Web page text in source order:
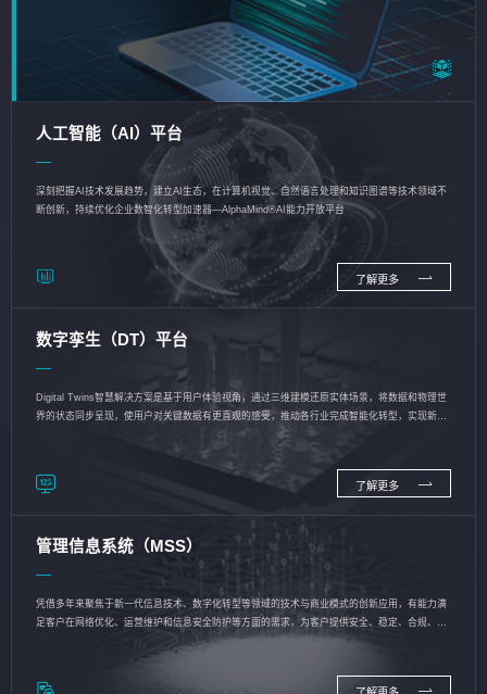
人工智能（AI）平台
深刻把握AI技术发展趋势，建立AI生态，在计算机视觉、自然语言处理和知识图谱等技术领域不
断创新，持续优化企业数智化转型加速器—AlphaMind®AI能力开放平台
了解更多
数字孪生（DT）平台
Digital Twins智慧解决方案是基于用户体验视角，通过三维建模还原实体场景，将数据和物理世
界的状态同步呈现，使用户对关键数据有更直观的感受，推动各行业完成智能化转型，实现新旧
了解更多
管理信息系统（MSS）
凭借多年来聚焦于新一代信息技术、数字化转型等领域的技术与商业模式的创新应用，有能力满
足客户在网络优化、运营维护和信息安全防护等方面的需求，为客户提供安全、稳定、合规、持